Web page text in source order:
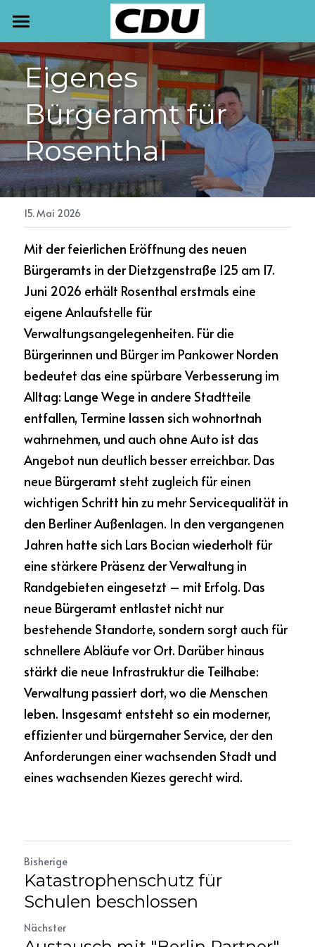
START
TERMINE
NEWSLETTER
AKTUELLES
PRESSE
MEINE ARBEIT
KONTAKT
Eigenes
Bürgeramt für
Rosenthal
15. Mai 2026
Mit der feierlichen Eröffnung des neuen
Bürgeramts in der Dietzgenstraße 125 am 17.
Juni 2026 erhält Rosenthal erstmals eine
eigene Anlaufstelle für
Verwaltungsangelegenheiten. Für die
Bürgerinnen und Bürger im Pankower Norden
bedeutet das eine spürbare Verbesserung im
Alltag: Lange Wege in andere Stadtteile
entfallen, Termine lassen sich wohnortnah
wahrnehmen, und auch ohne Auto ist das
Angebot nun deutlich besser erreichbar. Das
neue Bürgeramt steht zugleich für einen
wichtigen Schritt hin zu mehr Servicequalität in
den Berliner Außenlagen. In den vergangenen
Jahren hatte sich Lars Bocian wiederholt für
eine stärkere Präsenz der Verwaltung in
Randgebieten eingesetzt – mit Erfolg. Das
neue Bürgeramt entlastet nicht nur
bestehende Standorte, sondern sorgt auch für
schnellere Abläufe vor Ort. Darüber hinaus
stärkt die neue Infrastruktur die Teilhabe:
Verwaltung passiert dort, wo die Menschen
leben. Insgesamt entsteht so ein moderner,
effizienter und bürgernaher Service, der den
Anforderungen einer wachsenden Stadt und
eines wachsenden Kiezes gerecht wird.
Bisherige
Katastrophenschutz für
Schulen beschlossen
Nächster